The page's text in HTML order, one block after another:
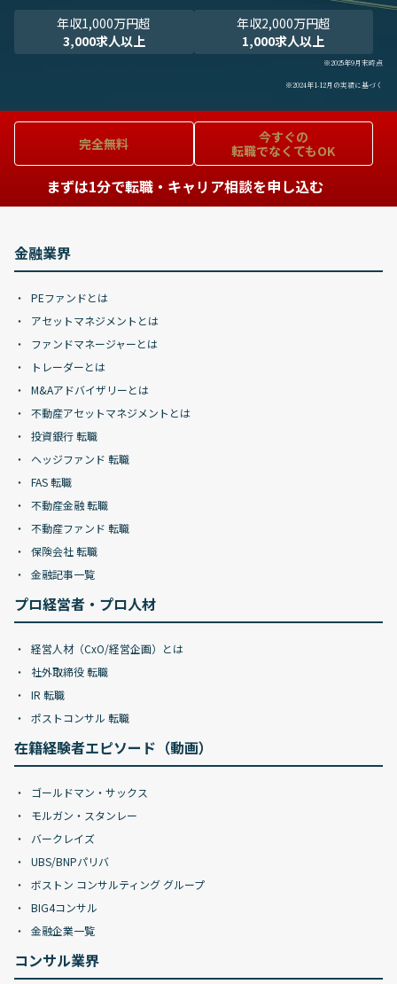
年収1,000万円超
3,000求人以上
年収2,000万円超
1,000求人以上
※2025年9月末時点
※2024年1-12月の実績に基づく
完全無料
今すぐの
転職でなくてもOK
まずは1分で転職・キャリア相談を申し込む
金融業界
PEファンドとは
アセットマネジメントとは
ファンドマネージャーとは
トレーダーとは
M&Aアドバイザリーとは
不動産アセットマネジメントとは
投資銀行 転職
ヘッジファンド 転職
FAS 転職
不動産金融 転職
不動産ファンド 転職
保険会社 転職
金融記事一覧
プロ経営者・プロ人材
経営人材（CxO/経営企画）とは
社外取締役 転職
IR 転職
ポストコンサル 転職
在籍経験者エピソード（動画）
ゴールドマン・サックス
モルガン・スタンレー
バークレイズ
UBS/BNPパリバ
ボストン コンサルティング グループ
BIG4コンサル
金融企業一覧
コンサル業界